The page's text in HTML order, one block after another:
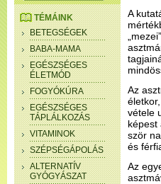
TÉMÁINK
BETEGSÉGEK
BABA-MAMA
EGÉSZSÉGES
ÉLETMÓD
FOGYÓKÚRA
EGÉSZSÉGES
TÁPLÁLKOZÁS
VITAMINOK
SZÉPSÉGÁPOLÁS
ALTERNATÍV
GYÓGYÁSZAT
A
Az
vétele
képest
ször
és
Az